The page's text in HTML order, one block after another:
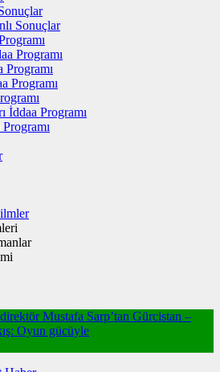
Sonuçlar
Programı
Programı
Programı
İddaa Programı
Mustafa Sarp’tan Gürcistan –
Oyun gücüyle